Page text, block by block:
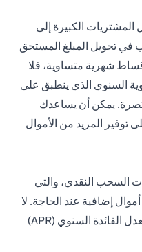
الكبيرة إلى
تحويل المبلغ المستحق
شهرية متساوية، فلا
السنوي الذي ينطبق على
يمكن أن يساعدك
توفير المزيد من الأموال
السحب النقدي، والتي
إضافية عند الحاجة. لا
تنسَ التحقق من رسوم المعاملة ومعدل الفائدة السنوي (APR)